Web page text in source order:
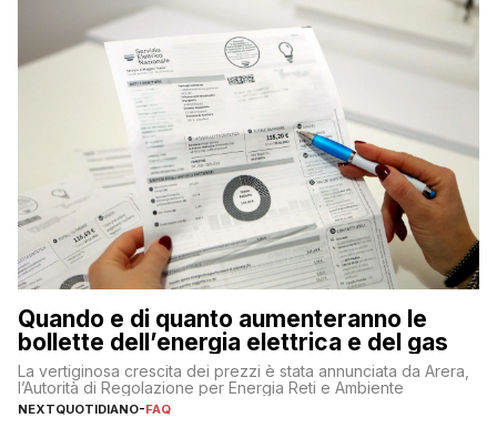
Quando e di quanto aumenteranno le
bollette dell’energia elettrica e del gas
La vertiginosa crescita dei prezzi è stata annunciata da Arera,
l’Autorità di Regolazione per Energia Reti e Ambiente
NEXTQUOTIDIANO-FAQ